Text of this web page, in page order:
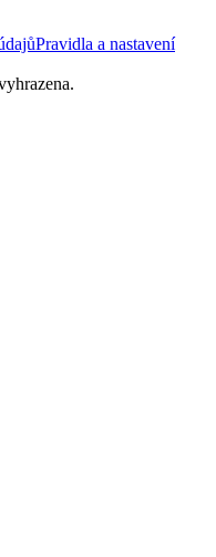
Pravidla a nastavení